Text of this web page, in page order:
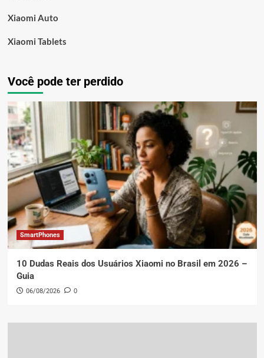
Xiaomi Auto
Xiaomi Tablets
Você pode ter perdido
SmartPhones
10 Dudas Reais dos Usuários Xiaomi no Brasil em 2026 –
Guia
06/08/2026 0